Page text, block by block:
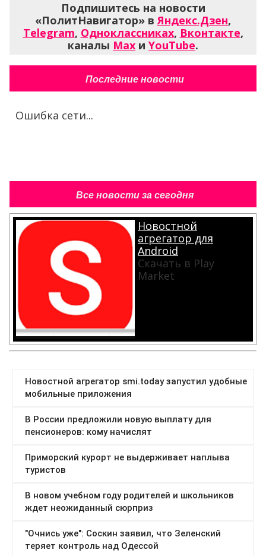
Подпишитесь на новости
«ПолитНавигатор» вЯндекс.Дзен,
Telegram, Одноклассниках, Вконтакте,
каналы Max и YouTube.
Последние новости
Ошибка сети...
Все новости за сегодня
Новостной
агрегатор для
Android
Скачать в Play
Market